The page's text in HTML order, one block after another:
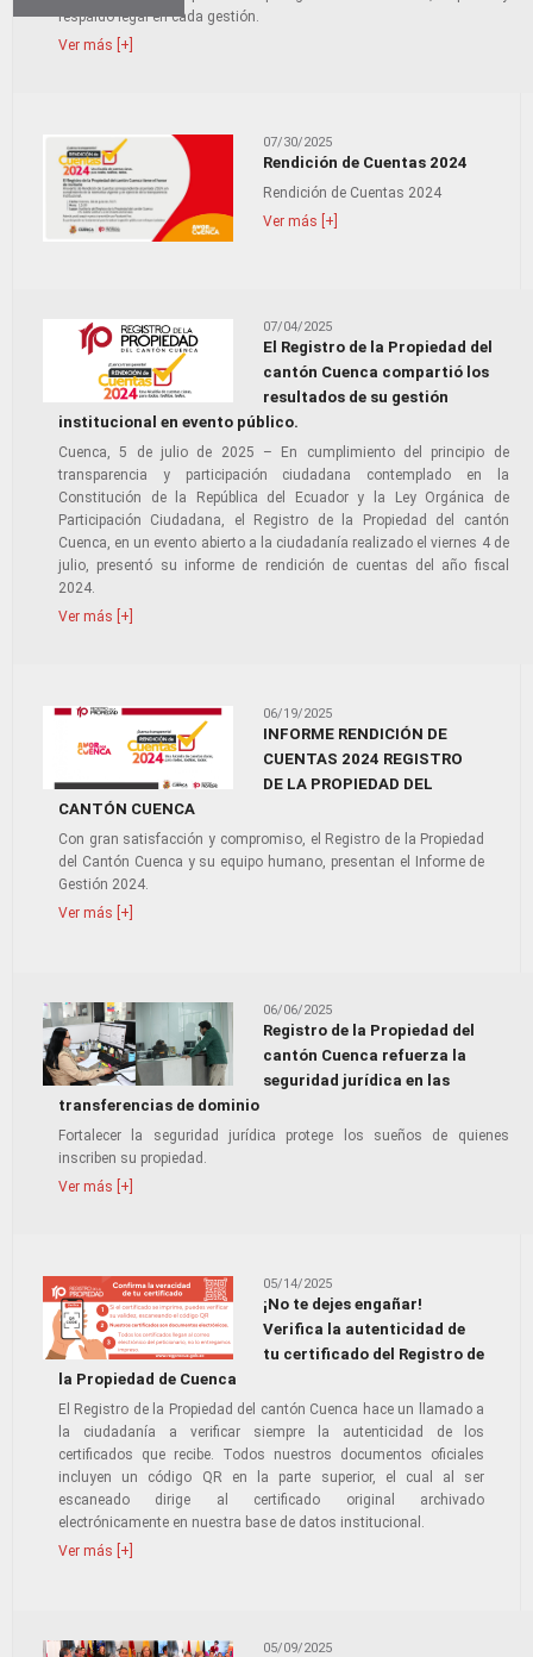
respaldo legal en cada gestión.
Ver más [+]
07/30/2025
Rendición de Cuentas 2024
Rendición de Cuentas 2024
Ver más [+]
07/04/2025
El Registro de la Propiedad del
cantón Cuenca compartió los
resultados de su gestión
institucional en evento público.
Cuenca, 5 de julio de 2025 – En cumplimiento del principio de
transparencia y participación ciudadana contemplado en la
Constitución de la República del Ecuador y la Ley Orgánica de
Participación Ciudadana, el Registro de la Propiedad del cantón
Cuenca, en un evento abierto a la ciudadanía realizado el viernes 4 de
julio, presentó su informe de rendición de cuentas del año fiscal
2024.
Ver más [+]
06/19/2025
INFORME RENDICIÓN DE
CUENTAS 2024 REGISTRO
DE LA PROPIEDAD DEL
CANTÓN CUENCA
Con gran satisfacción y compromiso, el Registro de la Propiedad
del Cantón Cuenca y su equipo humano, presentan el Informe de
Gestión 2024.
Ver más [+]
06/06/2025
Registro de la Propiedad del
cantón Cuenca refuerza la
seguridad jurídica en las
transferencias de dominio
Fortalecer la seguridad jurídica protege los sueños de quienes
inscriben su propiedad.
Ver más [+]
05/14/2025
¡No te dejes engañar!
Verifica la autenticidad de
tu certificado del Registro de
la Propiedad de Cuenca
El Registro de la Propiedad del cantón Cuenca hace un llamado a
la ciudadanía a verificar siempre la autenticidad de los
certificados que recibe. Todos nuestros documentos oficiales
incluyen un código QR en la parte superior, el cual al ser
escaneado dirige al certificado original archivado
electrónicamente en nuestra base de datos institucional.
Ver más [+]
05/09/2025